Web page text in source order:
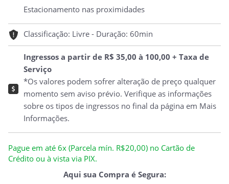
Estacionamento nas proximidades
Classificação: Livre - Duração: 60min
Ingressos a partir de R$ 35,00 à 100,00 + Taxa de
Serviço
*Os valores podem sofrer alteração de preço qualquer
momento sem aviso prévio. Verifique as informações
sobre os tipos de ingressos no final da página em Mais
Informações.
Pague em até 6x (Parcela mín. R$20,00) no Cartão de
Crédito ou à vista via PIX.
Aqui sua Compra é Segura: